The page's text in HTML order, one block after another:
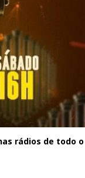
rádios de todo o